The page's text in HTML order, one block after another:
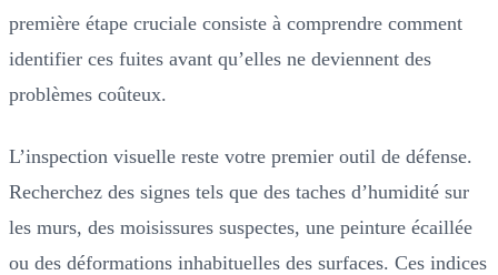
première étape cruciale consiste à comprendre comment
identifier ces fuites avant qu’elles ne deviennent des
problèmes coûteux.
L’inspection visuelle reste votre premier outil de défense.
Recherchez des signes tels que des taches d’humidité sur
les murs, des moisissures suspectes, une peinture écaillée
ou des déformations inhabituelles des surfaces. Ces indices